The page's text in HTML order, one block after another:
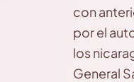
con
por el
los
General